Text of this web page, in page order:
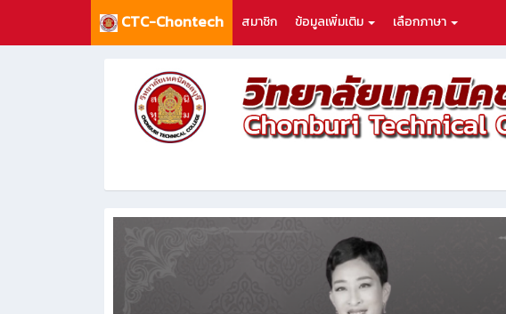
CTC-Chontech สมาชิก ข้อมูลเพิ่มเติม เลือกภาษา